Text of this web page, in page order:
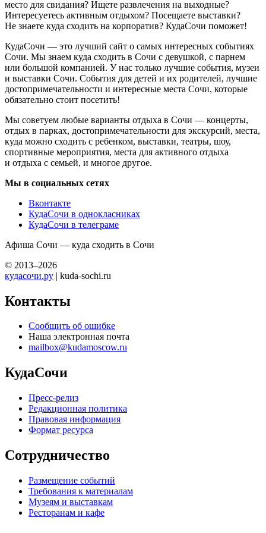
место для свидания? Ищете развлечения на выходные?
Интересуетесь активным отдыхом? Посещаете выставки?
Не знаете куда сходить на корпоратив? КудаСочи поможет!
КудаСочи — это лучший сайт о самых интересных событиях
Сочи. Мы знаем куда сходить в Сочи с девушкой, с парнем
или большой компанией. У нас только лучшие события, музеи
и выставки Сочи. События для детей и их родителей, лучшие
достопримечательности и интересные места Сочи, которые
обязательно стоит посетить!
Мы советуем любые варианты отдыха в Сочи — концерты,
отдых в парках, достопримечательности для экскурсий, места,
куда можно сходить с ребенком, выставки, театры, шоу,
спортивные мероприятия, места для активного отдыха
и отдыха с семьей, и многое другое.
Мы в социальных сетях
Вконтакте
КудаСочи в однокласниках
КудаСочи в телеграме
Афиша Сочи — куда сходить в Сочи
© 2013–2026
кудасочи.ру | kuda-sochi.ru
Контакты
Сообщить об ошибке
Наша электронная почта
mailbox@kudamoscow.ru
КудаСочи
Пресс-релиз
Редакционная политика
Правовая информация
Формат ресурса
Сотрудничество
Размещение событий
Требования к материалам
Музеям и выставкам
Ресторанам и кафе